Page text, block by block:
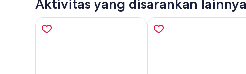
Aktivitas yang disarankan lainnya